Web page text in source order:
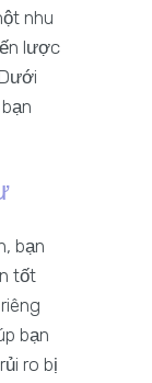
nhu
lược
bạn
tốt
riêng
bạn
ro bị